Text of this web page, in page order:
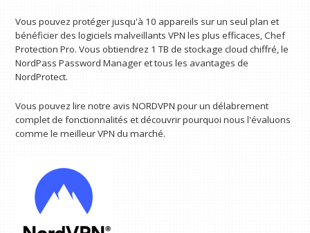
Vous pouvez protéger jusqu'à 10 appareils sur un seul plan et
bénéficier des logiciels malveillants VPN les plus efficaces, Chef
Protection Pro. Vous obtiendrez 1 TB de stockage cloud chiffré, le
NordPass Password Manager et tous les avantages de
NordProtect.
Vous pouvez lire notre avis NORDVPN pour un délabrement
complet de fonctionnalités et découvrir pourquoi nous l'évaluons
comme le meilleur VPN du marché.